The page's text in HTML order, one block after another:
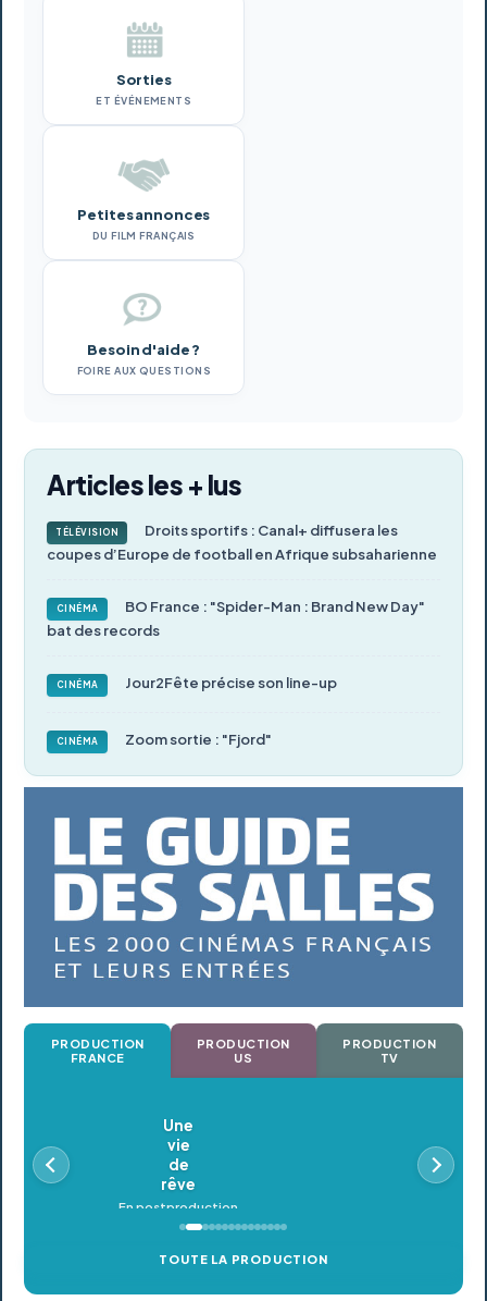
Sorties
ET ÉVÉNEMENTS
Petites annonces
DU FILM FRANÇAIS
Besoin d'aide ?
FOIRE AUX QUESTIONS
Articles les + lus
TÉLÉVISION
Droits sportifs : Canal+ diffusera les
coupes d’Europe de football en Afrique subsaharienne
CINÉMA
BO France : "Spider-Man : Brand New Day"
bat des records
CINÉMA Jour2Fête précise son line-up
CINÉMA Zoom sortie : "Fjord"
PRODUCTION
FRANCE
PRODUCTION
US
PRODUCTION
TV
Oldeupe
En postproduction
TOUTE LA PRODUCTION